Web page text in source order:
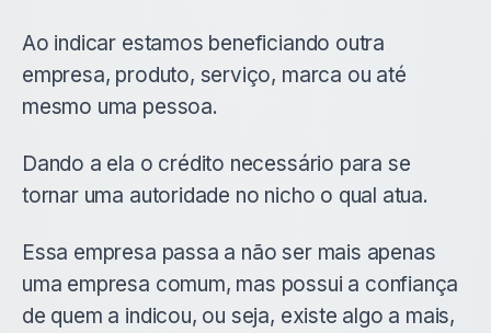
Ao indicar estamos beneficiando outra
empresa, produto, serviço, marca ou até
mesmo uma pessoa.
Dando a ela o crédito necessário para se
tornar uma autoridade no nicho o qual atua.
Essa empresa passa a não ser mais apenas
uma empresa comum, mas possui a confiança
de quem a indicou, ou seja, existe algo a mais,